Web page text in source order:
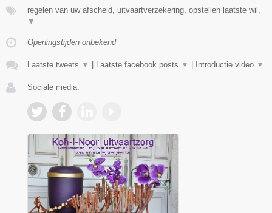
regelen van uw afscheid, uitvaartverzekering, opstellen laatste wil,
▼
Openingstijden onbekend
Laatste tweets ▼ Laatste facebook posts ▼ Introductie video ▼
Sociale media: